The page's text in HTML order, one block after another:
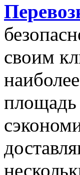
своим
площадь